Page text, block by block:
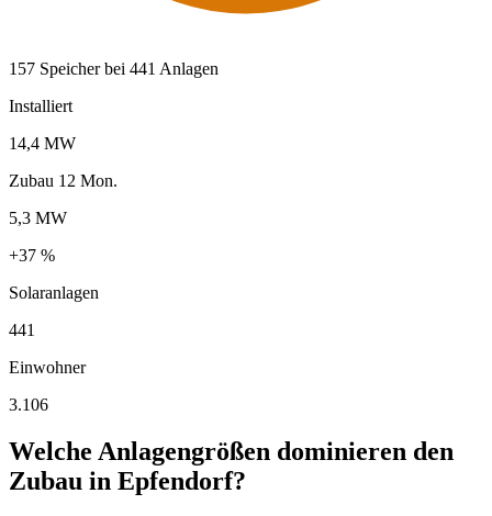
157 Speicher bei 441 Anlagen
Installiert
14,4 MW
Zubau 12 Mon.
5,3 MW
+37 %
Solaranlagen
441
Einwohner
3.106
Welche Anlagengrößen dominieren den
Zubau in Epfendorf?